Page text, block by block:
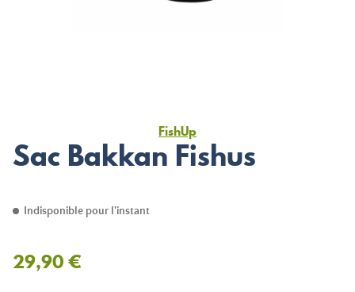
FishUp
Sac Bakkan Fishus
Indisponible pour l'instant
29,90 €